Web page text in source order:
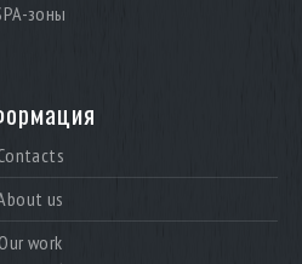
зоны
us
Our work